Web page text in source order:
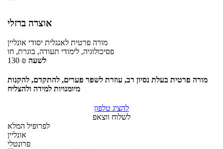
אוצרה ברזלי
מורה פרטית לאנגלית יסודי אונליין
פסיכולוגיה, לימודי תעודה, בוגרת, חו
130 ₪ לשעה
מורה פרטית בעלת נסיון רב, עוזרת לשפר פערים, להתקדם, להקנות
מיומנויות למידה ולהצליח
להציג טלפון
לשלוח ווצאפ
לפרופיל המלא
אונליין
פרונטלי